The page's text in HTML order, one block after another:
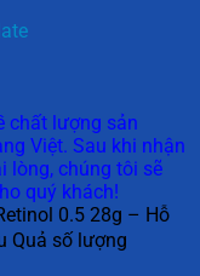
chất lượng sản
Việt. Sau khi nhận
lòng, chúng tôi sẽ
quý khách!
0.5 28g – Hỗ
Quả số lượng